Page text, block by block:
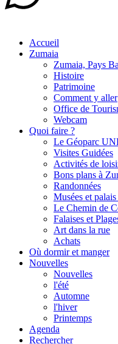
Accueil
Zumaia
Zumaia, Pays
Histoire
Patrimoine
Comment y aller
Office de
Webcam
Quoi faire ?
Le Géoparc
Visites Guidées
Activités de
Bons plans à
Randonnées
Musées et
Le Chemin de
Falaises et
Art dans la rue
Achats
Où dormir et manger
Nouvelles
Nouvelles
l'été
Automne
l'hiver
Printemps
Agenda
Rechercher